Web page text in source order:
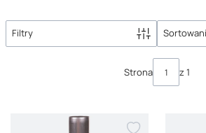
Filtry
Strona z 1